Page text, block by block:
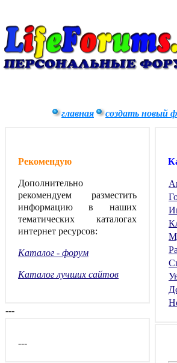
главная создать новый
Рекомендую
Дополнительно
рекомендуем разместить
информацию в наших
тематических каталогах
интернет ресурсов:
Каталог - форум
Каталог лучших сайтов
---
---